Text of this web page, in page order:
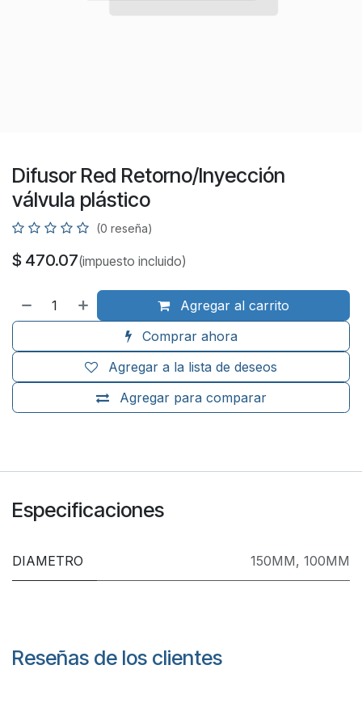
Difusor Red Retorno/Inyección
válvula plástico
(0 reseña)
$ 470.07(impuesto incluido)
Agregar al carrito
Comprar ahora
Agregar para comparar
Agregar a la lista de deseos
Especificaciones
DIAMETRO 150MM, 100MM
Reseñas de los clientes